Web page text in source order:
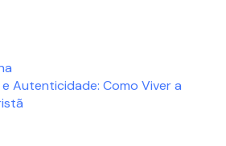
Autenticidade: Como Viver a